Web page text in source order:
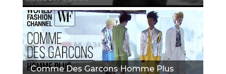
Comme Des Garcons Homme Plus